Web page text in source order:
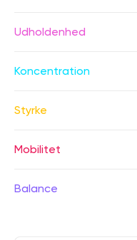
Udholdenhed
Koncentration
Styrke
Mobilitet
Balance